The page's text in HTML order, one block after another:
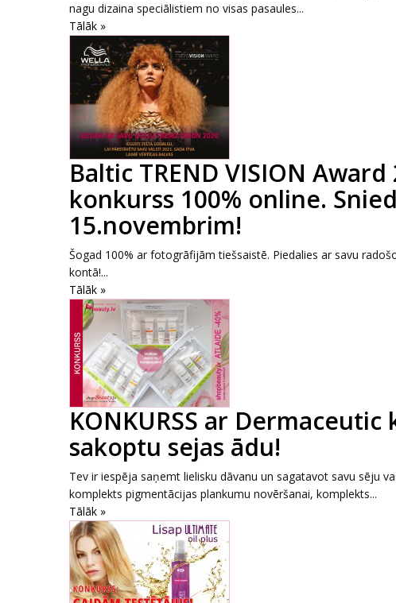
nagu dizaina speciālistiem no visas pasaules...
Tālāk »
Baltic TREND VISION
konkurss 100% online.
15.novembrim!
Šogad 100% ar fotogrāfijām tiešsaistē. Piedalies ar savu
kontā!...
Tālāk »
KONKURSS ar
sakoptu sejas ādu!
Tev ir iespēja saņemt lielisku dāvanu un sagatavot savu sēju
komplekts pigmentācijas plankumu novēršanai, komplekts...
Tālāk »